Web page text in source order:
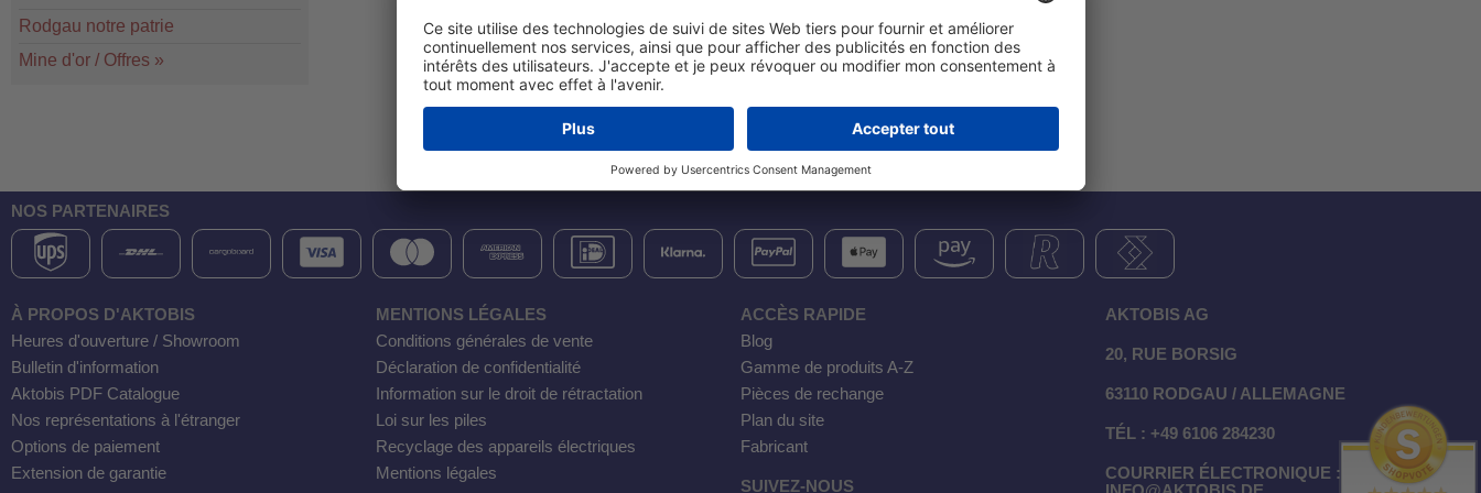
Rodgau notre patrie
Mine d'or / Offres »
NOS PARTENAIRES
À PROPOS D'AKTOBIS
Heures d'ouverture / Showroom
Bulletin d'information
Aktobis PDF Catalogue
Nos représentations à l'étranger
Options de paiement
Extension de garantie
MENTIONS LÉGALES
Conditions générales de vente
Déclaration de confidentialité
Information sur le droit de rétractation
Loi sur les piles
Recyclage des appareils électriques
Mentions légales
ACCÈS RAPIDE
Blog
Gamme de produits A-Z
Pièces de rechange
Plan du site
Fabricant
SUIVEZ-NOUS
AKTOBIS AG
20, RUE BORSIG
63110 RODGAU / ALLEMAGNE
TÉL : +49 6106 284230
COURRIER ÉLECTRONIQUE :